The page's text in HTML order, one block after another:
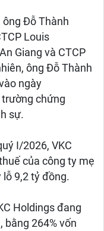
ông Đỗ Thành
Louis
Giang và CTCP
ông Đỗ Thành
ngày
chứng
sự.
I/2026, VKC
của công ty mẹ
lỗ 9,2 tỷ đồng.
Holdings đang
bằng 264% vốn